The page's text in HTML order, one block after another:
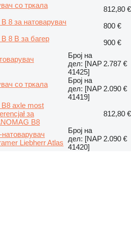
со тркала
812,80 €
8 за натоварувач
800 €
8 B за багер
900 €
Број на
дел: [NAP
41425]
2.787 €
со тркала
Број на
дел: [NAP
41419]
2.090 €
axle most
за
B8
812,80 €
Liebherr Atlas
Број на
дел: [NAP
41420]
2.090 €